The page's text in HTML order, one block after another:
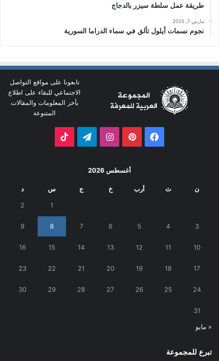
طريقة عمل سلطة سيزر بالدجاج
مارس 7, 2025
نجوم نسمات أيلول تألق في سماء الدراما السورية
تابعونا على مواقع التواصل
الاجتماعي للبقاء على اطلاع
بآخر المعلومات والمقالات
المتنوعة
فيسبوك بينتيريستانستقرامتيلقرام
أغسطس 2026
ن ث أرب خ ج س د
1
2
3
4
5
6
7
8
9
10
11
12
13
14
15
16
17
18
19
20
21
22
23
24
25
26
27
28
29
30
31
« مايو
تبرع للمجموعة